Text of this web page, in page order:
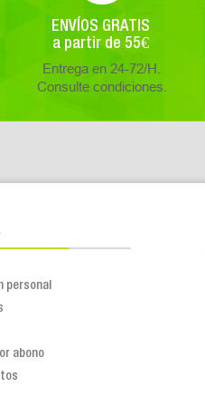
ENVÍOS GRATIS
a partir de 55€
Entrega en 24-72/H.
Consulte condiciones.
personal
abono